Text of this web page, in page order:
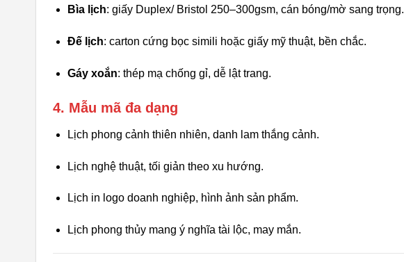
Bìa lịch: giấy Duplex/ Bristol 250–300gsm, cán bóng/mờ sang trọng.
Đế lịch: carton cứng bọc simili hoặc giấy mỹ thuật, bền chắc.
Gáy xoắn: thép mạ chống gỉ, dễ lật trang.
4. Mẫu mã đa dạng
Lịch phong cảnh thiên nhiên, danh lam thắng cảnh.
Lịch nghệ thuật, tối giản theo xu hướng.
Lịch in logo doanh nghiệp, hình ảnh sản phẩm.
Lịch phong thủy mang ý nghĩa tài lộc, may mắn.